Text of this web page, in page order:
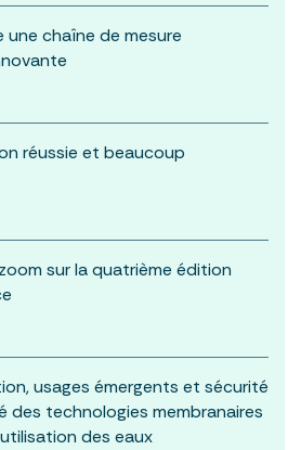
une chaîne de mesure
réussie et beaucoup
sur la quatrième édition
usages émergents et sécurité
des technologies membranaires
des eaux